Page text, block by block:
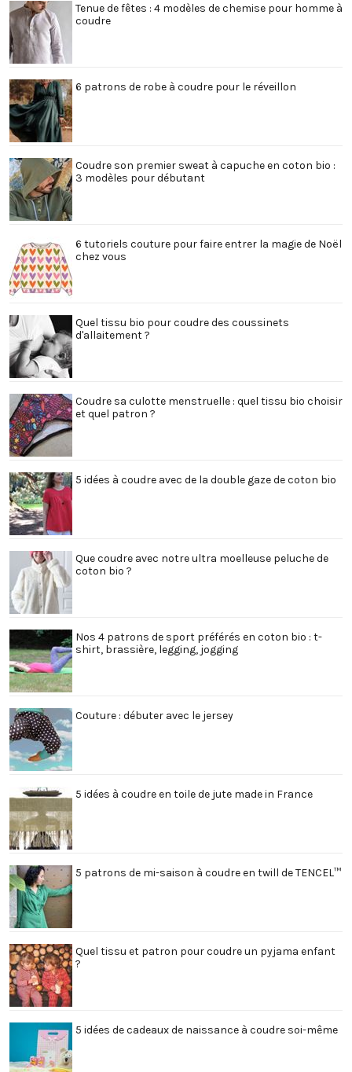
Tenue de fêtes : 4 modèles de chemise pour homme à
coudre
6 patrons de robe à coudre pour le réveillon
Coudre son premier sweat à capuche en coton bio :
3 modèles pour débutant
6 tutoriels couture pour faire entrer la magie de Noël
chez vous
Quel tissu bio pour coudre des coussinets
d'allaitement ?
Coudre sa culotte menstruelle : quel tissu bio choisir
et quel patron ?
5 idées à coudre avec de la double gaze de coton bio
Que coudre avec notre ultra moelleuse peluche de
coton bio ?
Nos 4 patrons de sport préférés en coton bio : t-
shirt, brassière, legging, jogging
Couture : débuter avec le jersey
5 idées à coudre en toile de jute made in France
5 patrons de mi-saison à coudre en twill de TENCEL™
Quel tissu et patron pour coudre un pyjama enfant
?
5 idées de cadeaux de naissance à coudre soi-même